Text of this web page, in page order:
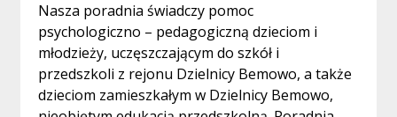
Nasza poradnia świadczy pomoc
psychologiczno – pedagogiczną dzieciom i
młodzieży, uczęszczającym do szkół i
przedszkoli z rejonu Dzielnicy Bemowo, a także
dzieciom zamieszkałym w Dzielnicy Bemowo,